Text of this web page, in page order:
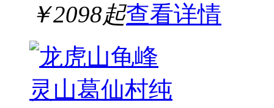
￥2098起查看详情